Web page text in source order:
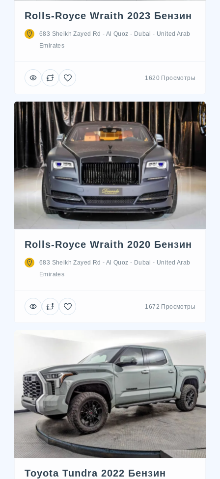
Rolls-Royce Wraith 2023 Бензин
683 Sheikh Zayed Rd - Al Quoz - Dubai - United Arab
Emirates
1620 Просмотры
Rolls-Royce Wraith 2020 Бензин
683 Sheikh Zayed Rd - Al Quoz - Dubai - United Arab
Emirates
1672 Просмотры
Toyota Tundra 2022 Бензин